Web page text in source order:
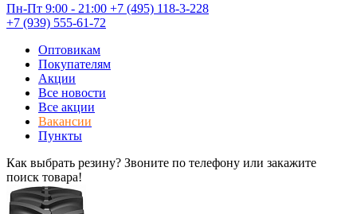
Пн-Пт 9:00 - 21:00 +7 (495) 118-3-228
+7 (939) 555-61-72
Оптовикам
Покупателям
Акции
Все новости
Все акции
Вакансии
Пункты
Как выбрать резину? Звоните по телефону или закажите
поиск товара!